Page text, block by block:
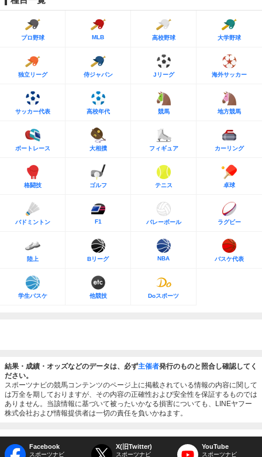
プロ野球 MLB 高校野球 大学野球
独立リーグ 侍ジャパン Jリーグ 海外サッカー
サッカー代表 高校年代 競馬 地方競馬
ボートレース 大相撲 フィギュア カーリング
格闘技 ゴルフ テニス 卓球
バドミントン F1 バレーボール ラグビー
陸上 Bリーグ NBA バスケ代表
学生バスケ 他競技 Doスポーツ
結果・成績・オッズなどのデータは、必ず主催者発行のものと照合し確認してく
ださい。
スポーツナビの競馬コンテンツのページ上に掲載されている情報の内容に関して
は万全を期しておりますが、その内容の正確性および安全性を保証するものでは
ありません。当該情報に基づいて被ったいかなる損害についても、LINEヤフー
株式会社および情報提供者は一切の責任を負いかねます。
Facebook
スポーツナビ
X(旧Twitter)
スポーツナビ
YouTube
スポーツナビ